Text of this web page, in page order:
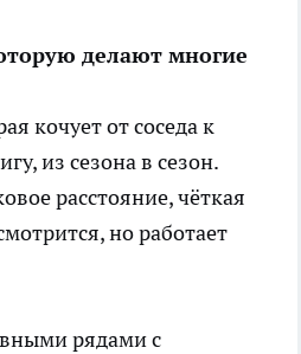
делают многие
кочует от соседа к
из сезона в сезон.
расстояние, чёткая
но работает
рядами с